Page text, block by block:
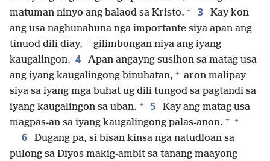
matuman ninyo ang balaod sa Kristo. + 3
Kay kon
ang usa naghunahuna nga importante siya apan ang
tinuod dili diay, + gilimbongan niya ang iyang
kaugalingon. 4
Apan angayng susihon sa matag usa
ang iyang kaugalingong binuhatan, + aron malipay
siya sa iyang mga buhat ug dili tungod sa pagtandi sa
iyang kaugalingon sa uban. + 5
Kay ang matag usa
magpas-an sa iyang kaugalingong palas-anon. * +
6
Dugang pa, si bisan kinsa nga natudloan sa
pulong sa Diyos makig-ambit sa tanang maayong